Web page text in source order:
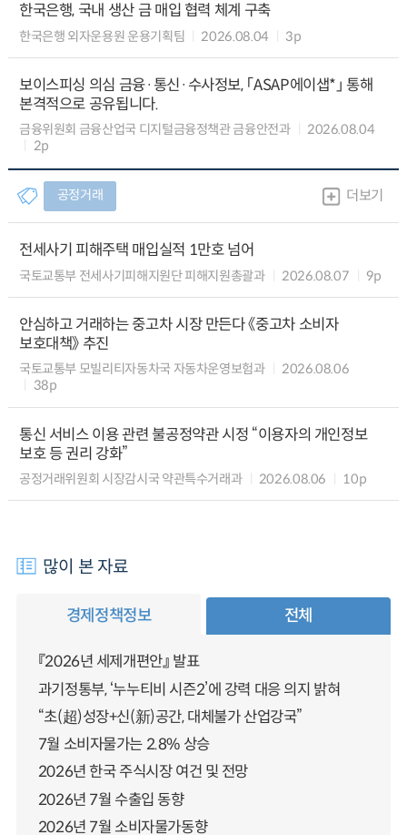
한국은행, 국내 생산 금 매입 협력 체계 구축
한국은행 외자운용원 운용기획팀 2026.08.04 3p
보이스피싱 의심 금융·통신·수사정보, 「ASAP에이샙*」 통해
본격적으로 공유됩니다.
금융위원회 금융산업국 디지털금융정책관 금융안전과
2026.08.04
2p
공정거래 더보기
전세사기 피해주택 매입실적 1만호 넘어
국토교통부 전세사기피해지원단 피해지원총괄과 2026.08.07 9p
안심하고 거래하는 중고차 시장 만든다 《중고차 소비자
보호대책》 추진
국토교통부 모빌리티자동차국 자동차운영보험과
2026.08.06
38p
통신 서비스 이용 관련 불공정약관 시정 “이용자의 개인정보
보호 등 권리 강화”
공정거래위원회 시장감시국 약관특수거래과 2026.08.06 10p
많이 본 자료
경제정책정보 전체
『2026년 세제개편안』 발표
과기정통부, ‘누누티비 시즌2’에 강력 대응 의지 밝혀
“초(超)성장+신(新)공간, 대체불가 산업강국”
7월 소비자물가는 2.8% 상승
2026년 한국 주식시장 여건 및 전망
2026년 7월 수출입 동향
2026년 7월 소비자물가동향